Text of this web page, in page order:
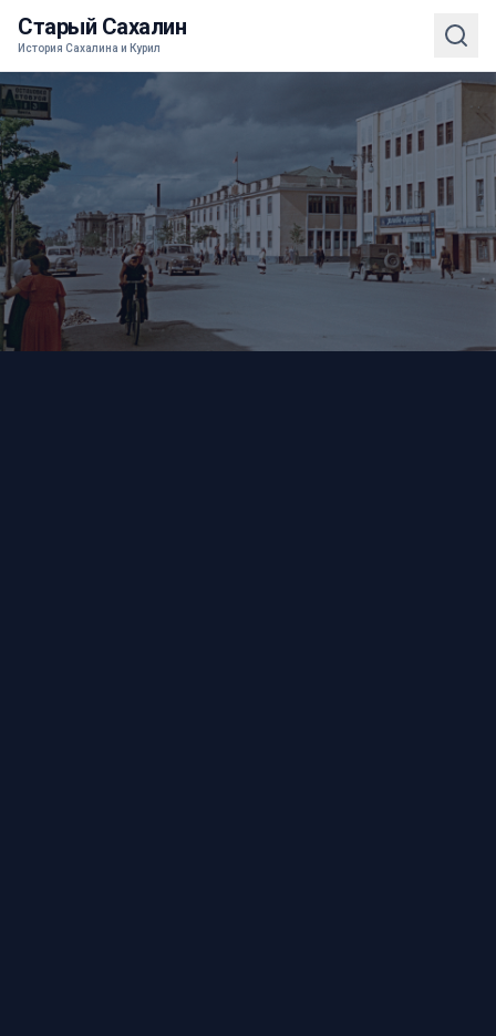
Старый Сахалин
История Сахалина и Курил